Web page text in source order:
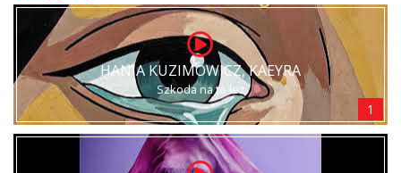
HANIA KUZIMOWICZ, KAEYRA
Szkoda na to łez
1